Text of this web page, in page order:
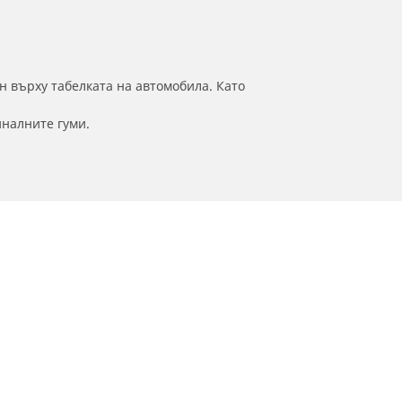
табелката на автомобила. Като
гуми.